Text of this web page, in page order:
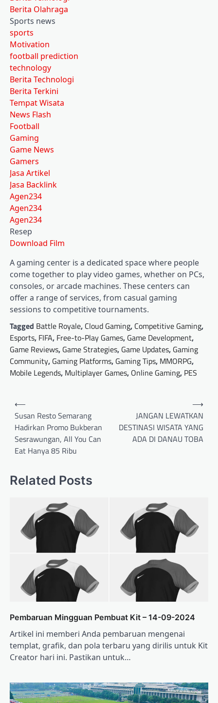
Berita Olahraga
Sports news
sports
Motivation
football prediction
technology
Berita Technologi
Berita Terkini
Tempat Wisata
News Flash
Football
Gaming
Game News
Gamers
Jasa Artikel
Jasa Backlink
Agen234
Agen234
Agen234
Resep
Download Film
A gaming center is a dedicated space where people
come together to play video games, whether on PCs,
consoles, or arcade machines. These centers can
offer a range of services, from casual gaming
sessions to competitive tournaments.
Tagged Battle Royale, Cloud Gaming, Competitive Gaming,
Esports, FIFA, Free-to-Play Games, Game Development,
Game Reviews, Game Strategies, Game Updates, Gaming
Community, Gaming Platforms, Gaming Tips, MMORPG,
Mobile Legends, Multiplayer Games, Online Gaming, PES
Post
navigation
⟵
Susan Resto Semarang
Hadirkan Promo Bukberan
Sesrawungan, All You Can
Eat Hanya 85 Ribu
JANGAN LEWATKAN
DESTINASI WISATA YANG
ADA DI DANAU TOBA
⟶
Related Posts
Pembaruan Mingguan Pembuat Kit – 14-09-2024
Artikel ini memberi Anda pembaruan mengenai
templat, grafik, dan pola terbaru yang dirilis untuk Kit
Creator hari ini. Pastikan untuk…